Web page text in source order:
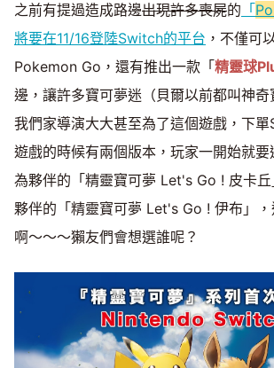
之前有提過造成路邊出現許多喪屍的 「
將要在11/16登陸Switch的平台 ，不僅可
Pokemon Go，還有推出一款「精靈球
邊，讓許多寶可夢迷（貝爾以前都叫神奇
我們家導演大大甚至為了這個遊戲，下
遊戲的時候有兩個版本，玩家一開始就要
為夥伴的「精靈寶可夢 Let's Go ! 皮卡
夥伴的「精靈寶可夢 Let's Go ! 伊布」
啊～～～獺友們會想選誰呢？